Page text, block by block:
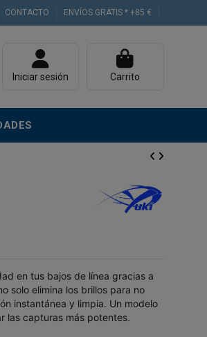
CONTACTO ENVÍOS GRATIS * +85 €
Iniciar sesión Carrito
en tus bajos de línea gracias a
solo elimina los brillos para no
instantánea y limpia. Un modelo
las capturas más potentes.